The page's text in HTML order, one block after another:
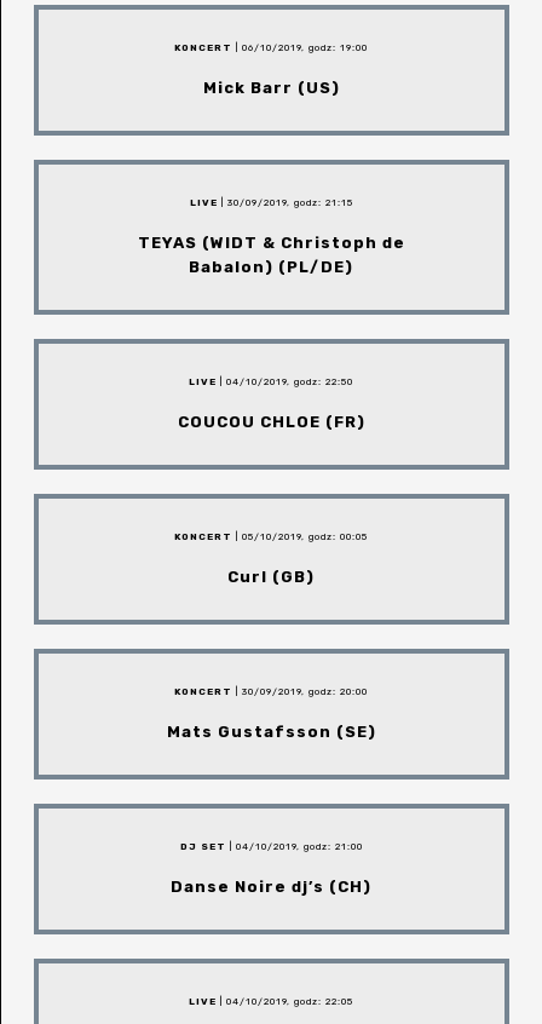
KONCERT | 06/10/2019, godz: 19:00
Mick Barr (US)
LIVE | 30/09/2019, godz: 21:15
TEYAS (WIDT & Christoph de
Babalon) (PL/DE)
LIVE | 04/10/2019, godz: 22:50
COUCOU CHLOE (FR)
KONCERT | 05/10/2019, godz: 00:05
Curl (GB)
KONCERT | 30/09/2019, godz: 20:00
Mats Gustafsson (SE)
DJ SET | 04/10/2019, godz: 21:00
Danse Noire dj’s (CH)
LIVE | 04/10/2019, godz: 22:05